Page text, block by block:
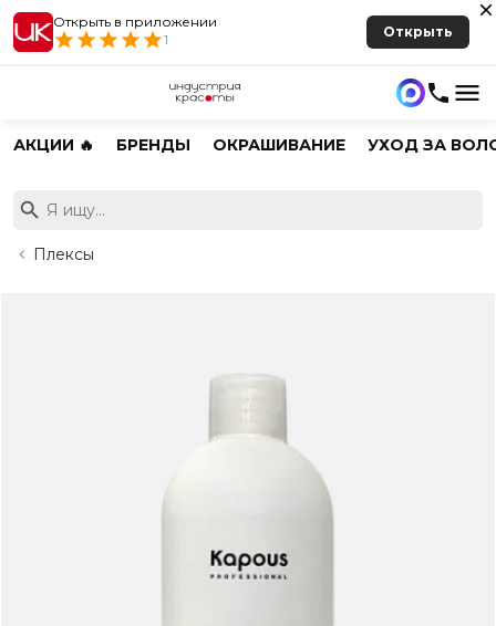
Открыть в приложении
1
Открыть
АКЦИИ 🔥 БРЕНДЫ ОКРАШИВАНИЕ УХОД ЗА
Плексы